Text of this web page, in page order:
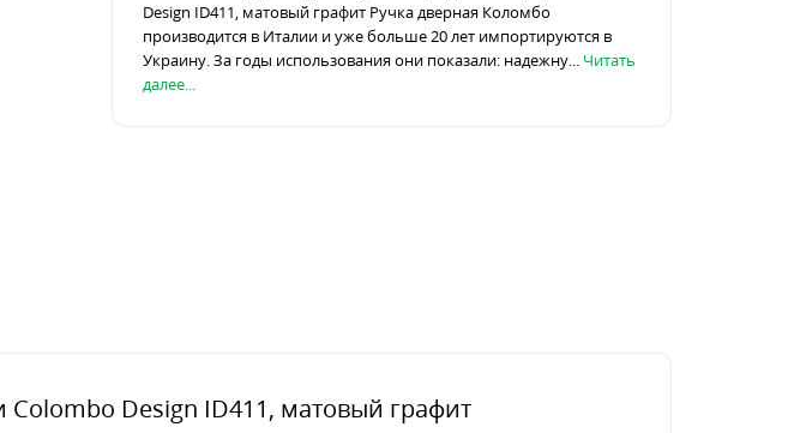
Design ID411, матовый графит Ручка дверная Коломбо
производится в Италии и уже больше 20 лет импортируются в
Украину. За годы использования они показали: надежну... Читать
далее...
Design ID411, матовый графит